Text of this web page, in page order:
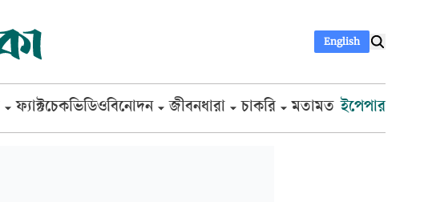
English
ফ্যাক্টচেকভিডিওবিনোদন জীবনধারা চাকরি মতামত ইপেপার